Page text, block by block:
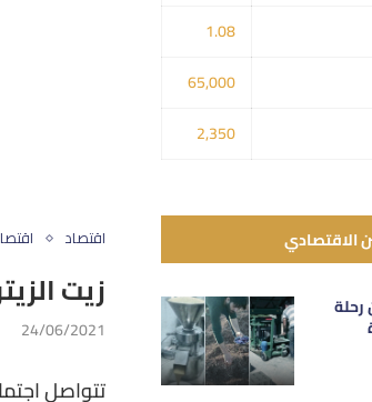
اقتصاد
زيت
24/06/2021
تتواصل
1.08
65,000
2,350
الاقتصادي
رحلة